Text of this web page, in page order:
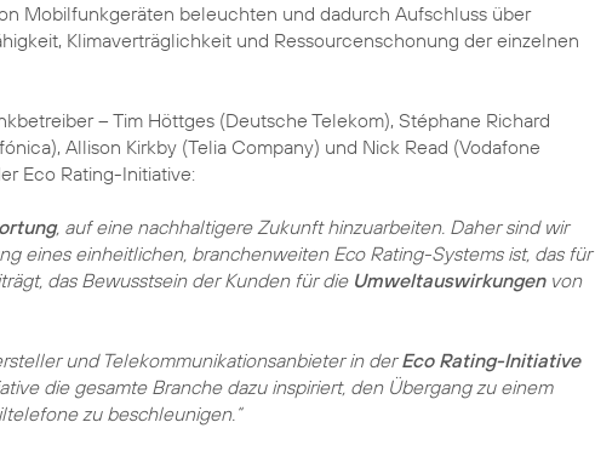
Mobilfunkgeräten beleuchten und dadurch Aufschluss über
Klimaverträglichkeit und Ressourcenschonung der einzelnen
– Tim Höttges (Deutsche Telekom), Stéphane Richard
Allison Kirkby (Telia Company) und Nick Read (Vodafone
Eco Rating-Initiative:
, auf eine nachhaltigere Zukunft hinzuarbeiten. Daher sind wir
eines einheitlichen, branchenweiten Eco Rating-Systems ist, das für
das Bewusstsein der Kunden für die Umweltauswirkungenvon
und Telekommunikationsanbieter in derEco Rating-Initiative
die gesamte Branche dazu inspiriert, den Übergang zu einem
zu beschleunigen.“